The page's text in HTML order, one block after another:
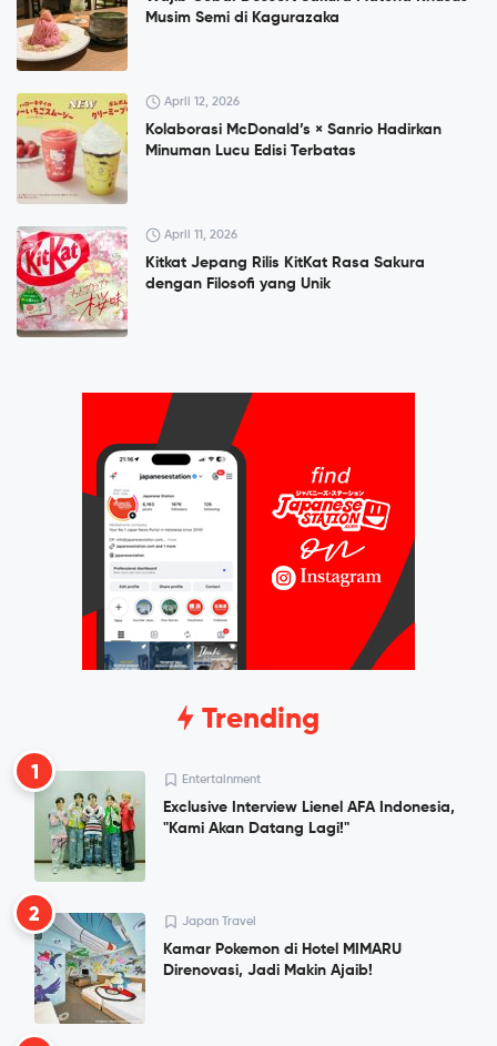
Musim Semi di Kagurazaka
April 12, 2026
Kolaborasi McDonald’s × Sanrio Hadirkan
Minuman Lucu Edisi Terbatas
April 11, 2026
Kitkat Jepang Rilis KitKat Rasa Sakura
dengan Filosofi yang Unik
Trending
1 Entertainment
Exclusive Interview Lienel AFA Indonesia,
"Kami Akan Datang Lagi!"
2 Japan Travel
Kamar Pokemon di Hotel MIMARU
Direnovasi, Jadi Makin Ajaib!